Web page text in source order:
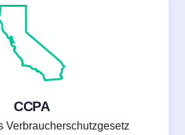
testen!
CCPA
Verbraucherschutzgesetz